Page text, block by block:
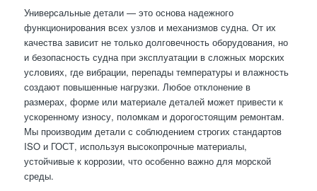
Универсальные детали — это основа надежного
функционирования всех узлов и механизмов судна. От их
качества зависит не только долговечность оборудования, но
и безопасность судна при эксплуатации в сложных морских
условиях, где вибрации, перепады температуры и влажность
создают повышенные нагрузки. Любое отклонение в
размерах, форме или материале деталей может привести к
ускоренному износу, поломкам и дорогостоящим ремонтам.
Мы производим детали с соблюдением строгих стандартов
ISO и ГОСТ, используя высокопрочные материалы,
устойчивые к коррозии, что особенно важно для морской
среды.